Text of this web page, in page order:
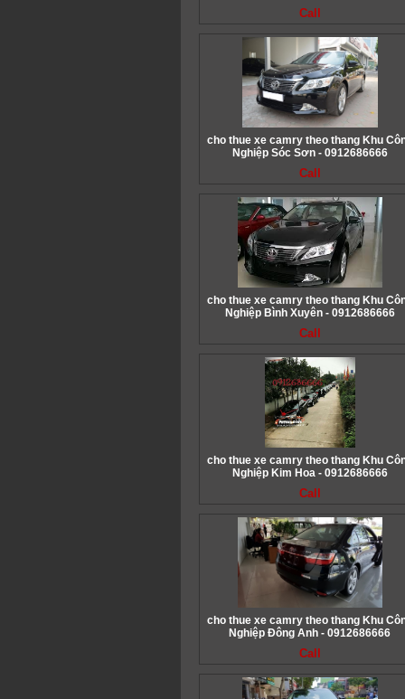
Call
cho thue xe camry theo thang Khu
Nghiệp Sóc Sơn - 0912686666
Call
cho thue xe camry theo thang Khu
Nghiệp Bình Xuyên - 0912686666
Call
cho thue xe camry theo thang Khu
Nghiệp Kim Hoa - 0912686666
Call
cho thue xe camry theo thang Khu
Nghiệp Đông Anh - 0912686666
Call